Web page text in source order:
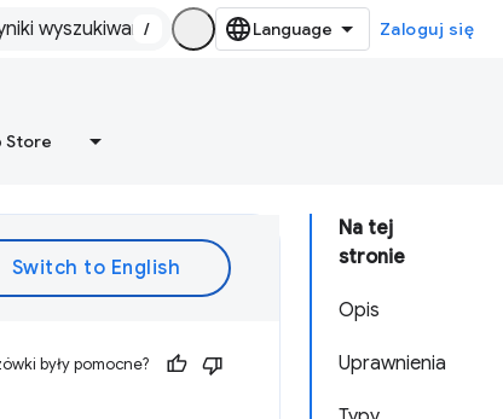
/ Zaloguj się
Store
Na tej
stronie
Opis
Uprawnienia
były pomocne?